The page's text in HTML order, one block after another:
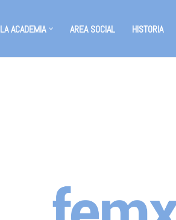
LA ACADEMIA AREA SOCIAL HISTORIA